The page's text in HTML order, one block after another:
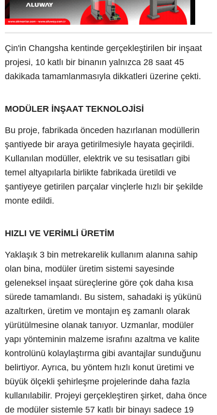
Çin'in Changsha kentinde gerçekleştirilen bir inşaat
projesi, 10 katlı bir binanın yalnızca 28 saat 45
dakikada tamamlanmasıyla dikkatleri üzerine çekti.
MODÜLER İNŞAAT TEKNOLOJİSİ
Bu proje, fabrikada önceden hazırlanan modüllerin
şantiyede bir araya getirilmesiyle hayata geçirildi.
Kullanılan modüller, elektrik ve su tesisatları gibi
temel altyapılarla birlikte fabrikada üretildi ve
şantiyeye getirilen parçalar vinçlerle hızlı bir şekilde
monte edildi.
HIZLI VE VERİMLİ ÜRETİM
Yaklaşık 3 bin metrekarelik kullanım alanına sahip
olan bina, modüler üretim sistemi sayesinde
geleneksel inşaat süreçlerine göre çok daha kısa
sürede tamamlandı. Bu sistem, sahadaki iş yükünü
azaltırken, üretim ve montajın eş zamanlı olarak
yürütülmesine olanak tanıyor. Uzmanlar, modüler
yapı yönteminin malzeme israfını azaltma ve kalite
kontrolünü kolaylaştırma gibi avantajlar sunduğunu
belirtiyor. Ayrıca, bu yöntem hızlı konut üretimi ve
büyük ölçekli şehirleşme projelerinde daha fazla
kullanılabilir. Projeyi gerçekleştiren şirket, daha önce
de modüler sistemle 57 katlı bir binayı sadece 19